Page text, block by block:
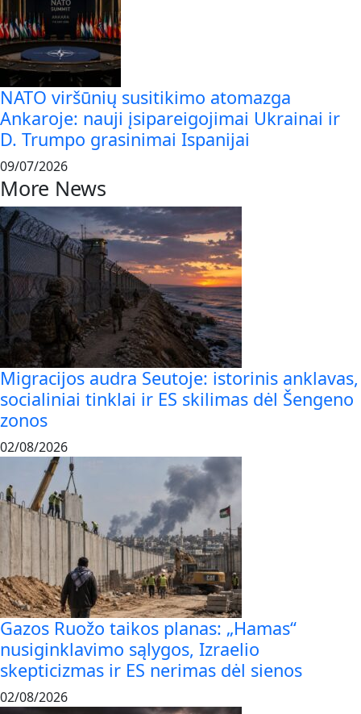
NATO viršūnių susitikimo atomazga
Ankaroje: nauji įsipareigojimai Ukrainai ir
D. Trumpo grasinimai Ispanijai
09/07/2026
More News
Migracijos audra Seutoje: istorinis anklavas,
socialiniai tinklai ir ES skilimas dėl Šengeno
zonos
02/08/2026
Gazos Ruožo taikos planas: „Hamas“
nusiginklavimo sąlygos, Izraelio
skepticizmas ir ES nerimas dėl sienos
02/08/2026